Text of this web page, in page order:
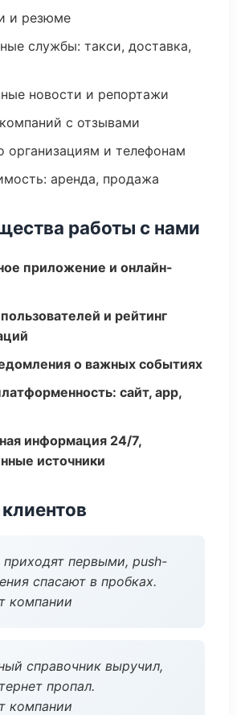
и резюме
службы: такси, доставка,
новости и репортажи
с отзывами
организациям и телефонам
аренда, продажа
работы с нами
приложение и онлайн-
и рейтинг
о важных событиях
сайт, app,
информация 24/7,
источники
первыми, push-
спасают в пробках.
компании
справочник выручил,
пропал.
компании